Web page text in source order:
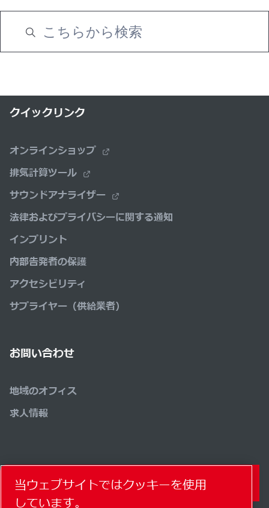
クイックリンク
オンラインショップ
排気計算ツール
サウンドアナライザー
法律およびプライバシーに関する通知
インプリント
内部告発者の保護
アクセシビリティ
サプライヤー（供給業者）
お問い合わせ
地域のオフィス
求人情報
コンタクトフォーム
当ウェブサイトではクッキーを使用
しています。